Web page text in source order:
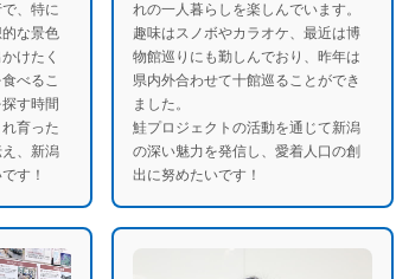
、特に
な景色
けたく
べるこ
す時間
育った
、新潟
す！
れの一人暮らしを楽しんでいます。
趣味はスノボやカラオケ、最近は博
物館巡りにも勤しんでおり、昨年は
県内外合わせて十館巡ることができ
ました。
鮭プロジェクトの活動を通じて新潟
の深い魅力を発信し、愛着人口の創
出に努めたいです！